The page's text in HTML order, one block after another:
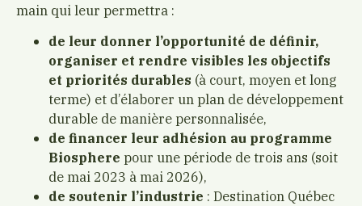
main qui leur permettra :
de leur donner l’opportunité de définir,
organiser et rendre visibles les objectifs
et priorités durables (à court, moyen et long
terme) et d’élaborer un plan de développement
durable de manière personnalisée,
de financer leur adhésion au programme
Biosphere pour une période de trois ans (soit
de mai 2023 à mai 2026),
de soutenir l’industrie : Destination Québec